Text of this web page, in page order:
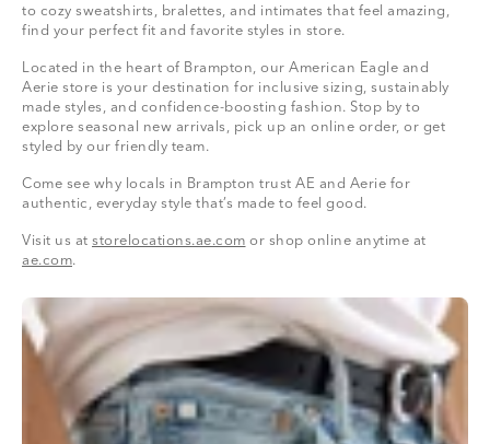
to cozy sweatshirts, bralettes, and intimates that feel amazing,
find your perfect fit and favorite styles in store.
Located in the heart of Brampton, our American Eagle and
Aerie store is your destination for inclusive sizing, sustainably
made styles, and confidence-boosting fashion. Stop by to
explore seasonal new arrivals, pick up an online order, or get
styled by our friendly team.
Come see why locals in Brampton trust AE and Aerie for
authentic, everyday style that’s made to feel good.
Visit us at storelocations.ae.com or shop online anytime at
ae.com.